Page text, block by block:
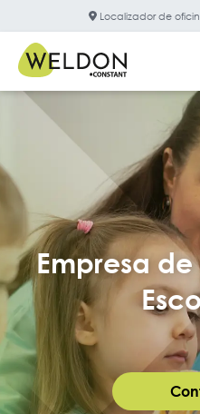
Localizador de
Empresa